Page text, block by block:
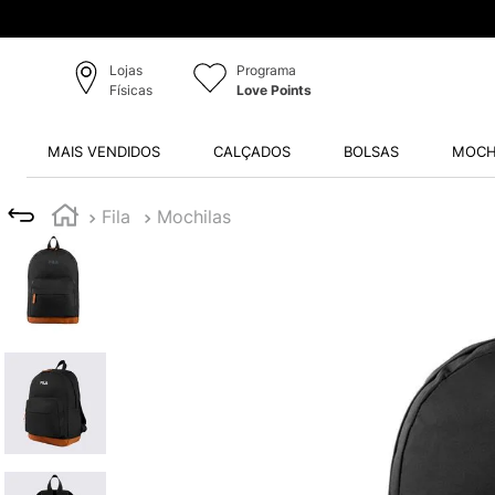
Lojas
Físicas
Programa
Love Points
MAIS VENDIDOS CALÇADOS BOLSAS
Fila Mochilas